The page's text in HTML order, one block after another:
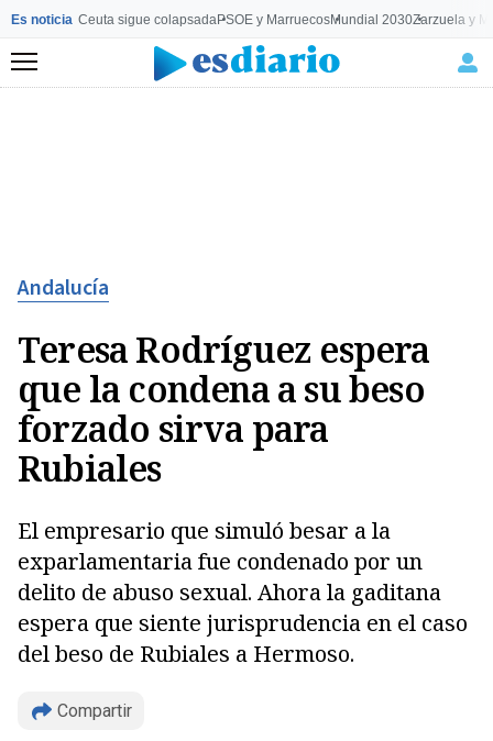
Es noticia Ceuta sigue colapsadaPSOE y MarruecosMundial 2030Zarzuela y
Menú
Andalucía
Teresa Rodríguez espera
que la condena a su beso
forzado sirva para
Rubiales
El empresario que simuló besar a la
exparlamentaria fue condenado por un
delito de abuso sexual. Ahora la gaditana
espera que siente jurisprudencia en el caso
del beso de Rubiales a Hermoso.
Compartir